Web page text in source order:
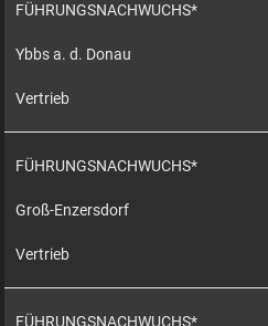
FÜHRUNGSNACHWUCHS*
Ybbs a. d. Donau
Vertrieb
FÜHRUNGSNACHWUCHS*
Groß-Enzersdorf
Vertrieb
FÜHRUNGSNACHWUCHS*